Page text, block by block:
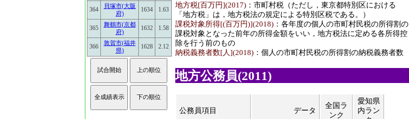
地方税[百万円](2017) ：市町村税（ただし，東京都特別区における
「地方税」は，地方税法の規定による特別区税である。）
課税対象所得[(百万円)](2018) ：各年度の個人の市町村民税の所得割の
課税対象となった前年の所得金額をいい，地方税法に定める各所得控
除を行う前のもの
納税義務者数[人](2018) ：個人の市町村民税の所得割の納税義務者数
地方公務員(2011)
公務員項目 データ
全国ラ
ンク
愛知県
内ラン
364
貝塚市(大阪
府)
1634 1.63
365
舞鶴市(京都
府)
1632 1.58
366
敦賀市(福井
県)
1628 2.12